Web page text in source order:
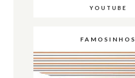
YOUTUBE
FAMOSINHOS